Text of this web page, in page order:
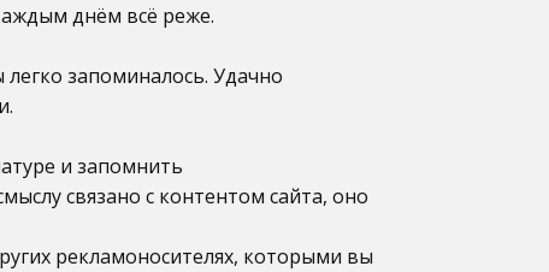
днём всё реже.
запоминалось. Удачно
и запомнить
связано с контентом сайта, оно
рекламоносителях, которыми вы